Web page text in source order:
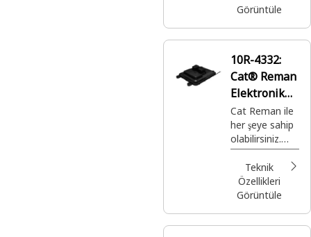
kullanmanız
garanti ile
derece uygun
fiyatlı, en iyi
üretime sahip
Cat® parçalar.
Görüntüle
10R-4332:
Cat® Reman
Elektronik
Kontrol
Modülü
(ECM)
Cat Reman ile
her şeye sahip
olabilirsiniz.
Doğru
zamanda ve
yerde
kullanmanız
garanti ile
Teknik
Özellikleri
Görüntüle